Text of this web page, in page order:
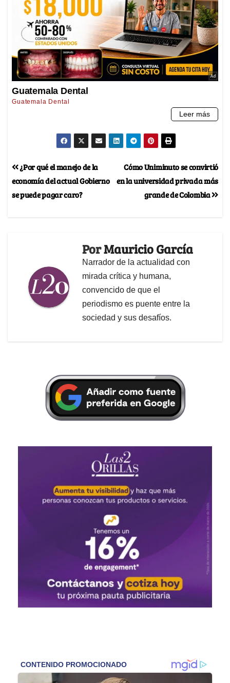
Cómo Uniminuto se convirtió
en la universidad privada más
grande de Colombia
¿Por qué el manejo de la
economía del actual Gobierno
se puede pagar caro?
PorMauricio García
Narrador de la actualidad con
mirada crítica y humana,
convencido de que el
periodismo es puente entre la
sociedad y sus desafíos.